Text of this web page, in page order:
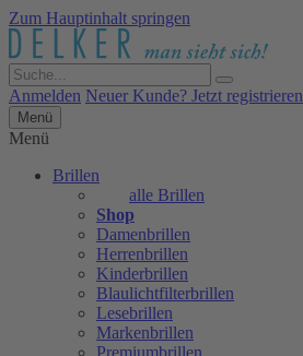
Zum Hauptinhalt springen
Anmelden Neuer Kunde? Jetzt registrieren
Menü
Menü
Brillen
alle Brillen
Shop
Damenbrillen
Herrenbrillen
Kinderbrillen
Blaulichtfilterbrillen
Lesebrillen
Markenbrillen
Premiumbrillen